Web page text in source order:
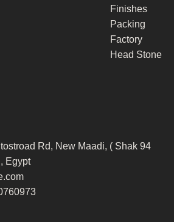
Finishes
Packing
Factory
Head Stone
Rd, New Maadi, ( Shak
Egypt.